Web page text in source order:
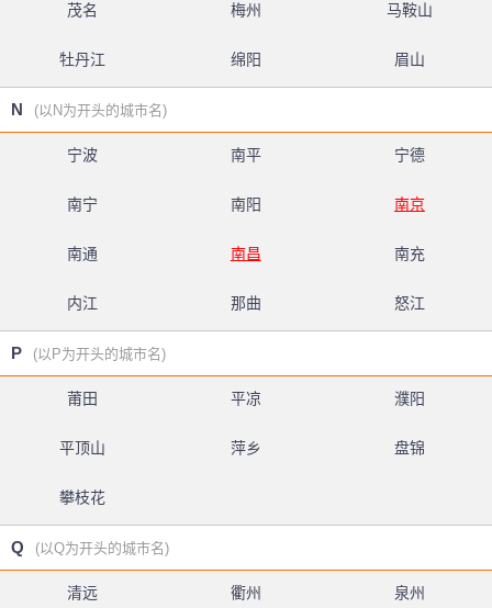
茂名 梅州 马鞍山
牡丹江 绵阳 眉山
N (以N为开头的城市名)
宁波 南平 宁德
南宁 南阳 南京
南通 南昌 南充
内江 那曲 怒江
P (以P为开头的城市名)
莆田 平凉 濮阳
平顶山 萍乡 盘锦
攀枝花
Q (以Q为开头的城市名)
清远 衢州 泉州